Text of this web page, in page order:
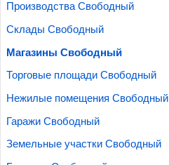
Производства Свободный
Склады Свободный
Магазины Свободный
Торговые площади Свободный
Нежилые помещения Свободный
Гаражи Свободный
Земельные участки Свободный